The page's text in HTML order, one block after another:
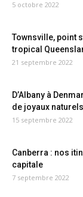
5 octobre 2022
Townsville, point
tropical
21 septembre 2022
D’Albany à
de joyaux naturels
15 septembre 2022
Canberra : nos
capitale
7 septembre 2022